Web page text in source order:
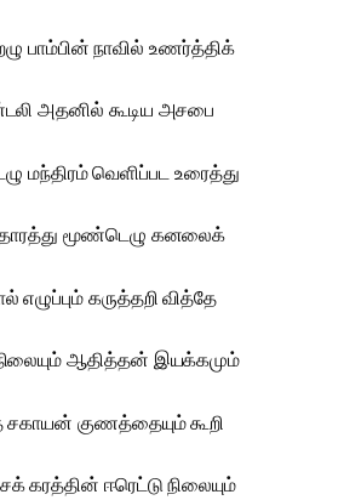
பாம்பின் நாவில் உணர்த்திக்
அதனில் கூடிய அசபை
மந்திரம் வெளிப்பட உரைத்து
தாரத்து மூண்டெழு கனலைக்
எழுப்பும் கருத்தறி வித்தே
ஆதித்தன் இயக்கமும்
சகாயன் குணத்தையும் கூறி
கரத்தின் ஈரெட்டு நிலையும்